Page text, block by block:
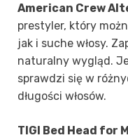
American Crew
prestyler, który
jak i suche włosy.
naturalny wygląd.
sprawdzi się w
długości włosów.
TIGI Bed Head for